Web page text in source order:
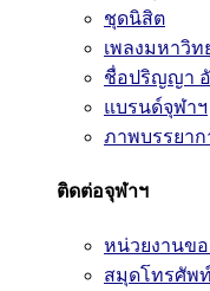
ชุดนิสิต
เพลงมหาวิท
ชื่อปริญญา
แบรนด์จุฬาฯ
ภาพบรรยาก
ติดต่อจุฬาฯ
หน่วยงานขอ
สมุดโทรศัพ